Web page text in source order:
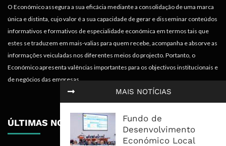
MAIS NOTÍCIAS
Fundo de
Desenvolvimento
Económico Local
O Económico assegura a sua eficácia mediante a consolidação de uma marca
única e distinta, cujo valor é a sua capacidade de gerar e disseminar conteúdos
informativos e formativos de especialidade económica em termos tais que
estes se traduzem em mais-valias para quem recebe, acompanha e absorve as
informações veiculadas nos diferentes meios do projecto. Portanto, o
Económico apresenta valências importantes para os objectivos institucionais e
de negócios das empresas.
ÚLTIMAS NOTÍCIAS